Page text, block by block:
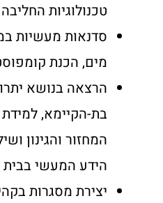
טכנולוגיות
סדנאות מעשיות
מים, הכנת
הרצאה בנושא
בת-הקיימא,
המחזור והגינון
הידע המעשי
יצירת מסגרות